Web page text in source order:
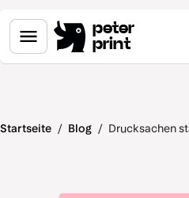
peter
print
Startseite / Blog / Drucksachen